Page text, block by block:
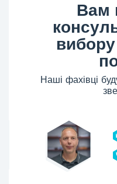
Вам
Наші фахівці